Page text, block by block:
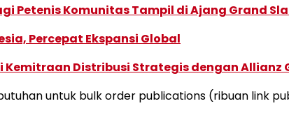
Petenis Komunitas Tampil di Ajang Grand
Percepat Ekspansi Global
Kemitraan Distribusi Strategis dengan Allianz
untuk bulk order publications (ribuan link